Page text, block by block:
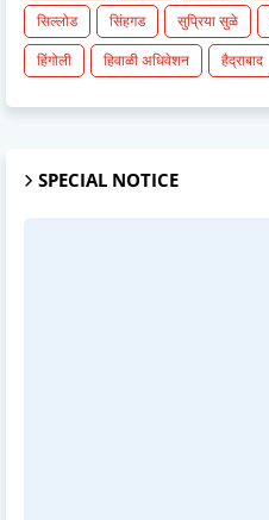
सिल्लोड
सिंहगड सुप्रिया सुळे
हिंगोली
हिवाळी अधिवेशन हैद्राबाद
SPECIAL NOTICE